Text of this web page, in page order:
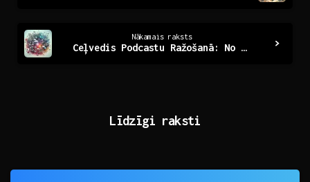
Nākamais raksts
Ceļvedis Podcastu Ražošanā: No Idejas līdz Ierakstam
Līdzīgi raksti